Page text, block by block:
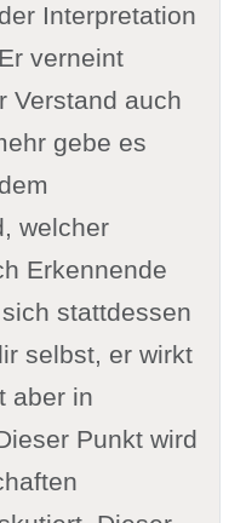
Interpretation
verneint
Verstand auch
gebe es
welcher
Erkennende
stattdessen
selbst, er wirkt
aber in
Punkt wird